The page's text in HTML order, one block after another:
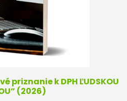
priznanie k DPH ĽUDSKOU
(2026)